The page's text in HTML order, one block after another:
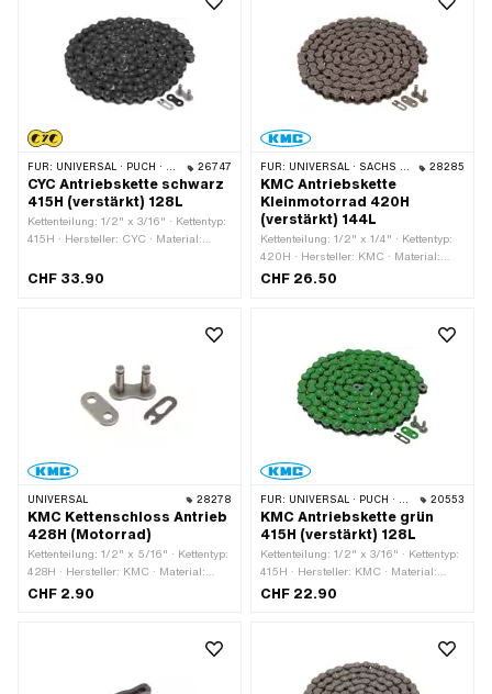
FÜR: UNIVERSAL · PUCH · SACHS · PONY / CILO (BETA 521 & 512) · ZÜNDAPP BELMONDO · TOMOS · BYE BIKE 26747
CYC Antriebskette schwarz
415H (verstärkt) 128L
Kettenteilung: 1/2" x 3/16" · Kettentyp:
415H · Hersteller: CYC · Material:
schwarz · Anzahl Kettenglieder: 128
CHF 33.90
FÜR: UNIVERSAL · SACHS · KREIDLER 28285
KMC Antriebskette
Kleinmotorrad 420H
(verstärkt) 144L
Kettenteilung: 1/2" x 1/4" · Kettentyp:
420H · Hersteller: KMC · Material:
Stahl · Oberfläche: roh · Anzahl
CHF 26.50
UNIVERSAL 28278
KMC Kettenschloss Antrieb
428H (Motorrad)
Kettenteilung: 1/2" x 5/16" · Kettentyp:
428H · Hersteller: KMC · Material:
Stahl · Oberfläche: roh · Anzahl
CHF 2.90
FÜR: UNIVERSAL · PUCH · SACHS · PONY / CILO (BETA 521 & 512) · ZÜNDAPP BELMONDO · TOMOS · BYE BIKE 20553
KMC Antriebskette grün
415H (verstärkt) 128L
Kettenteilung: 1/2" x 3/16" · Kettentyp:
415H · Hersteller: KMC · Material:
Stahl · Oberfläche: lackiert · Anzahl
CHF 22.90